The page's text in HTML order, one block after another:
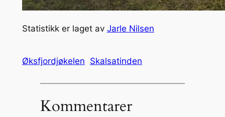
Statistikk er laget av Jarle Nilsen
Øksfjordjøkelen Skalsatinden
Kommentarer